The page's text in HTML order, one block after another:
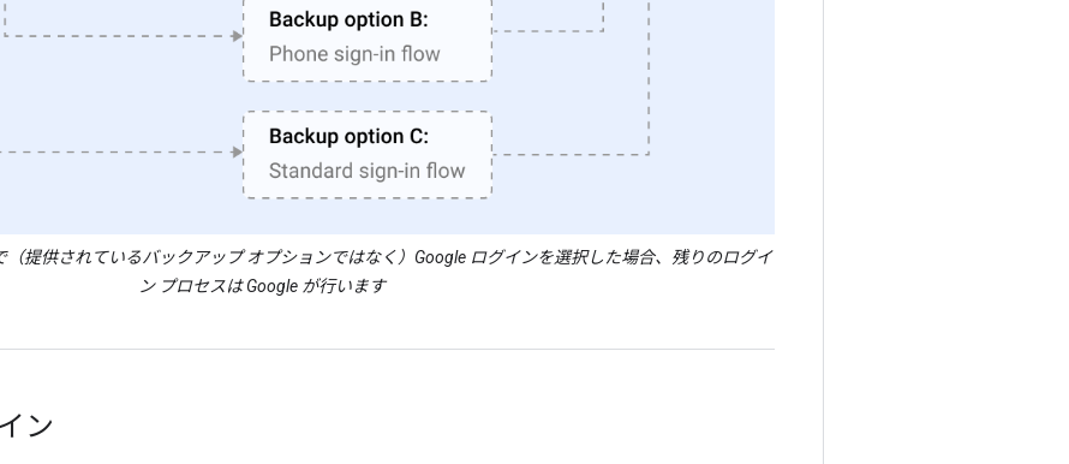
提供されているバックアップ オプションではなく）Google ログインを選択した場合、残りのログイ
ン プロセスは Google が行います
ン